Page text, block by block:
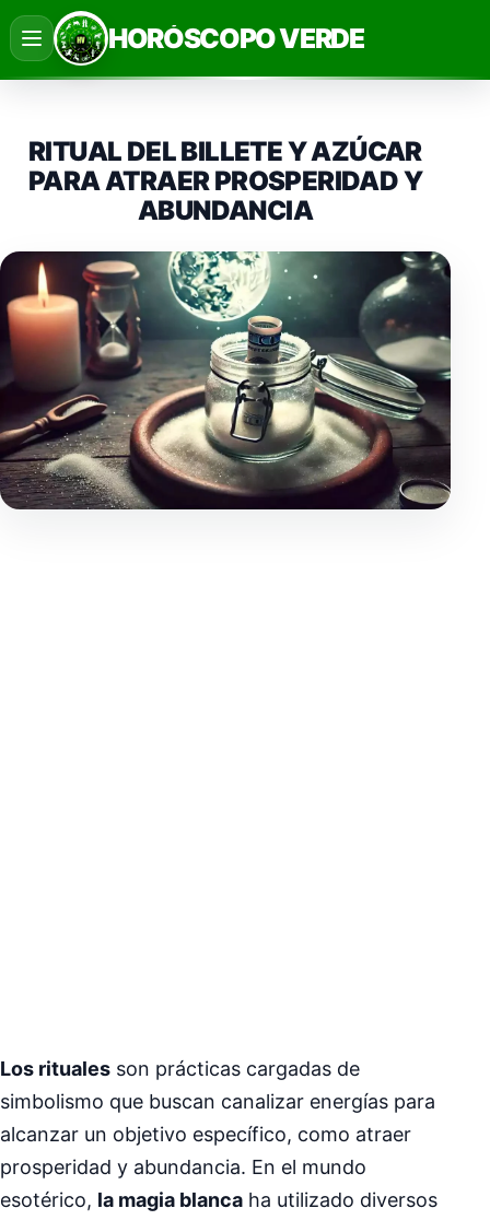
Saltar
al
contenido
HORÓSCOPO VERDE
RITUAL DEL BILLETE Y AZÚCAR
PARA ATRAER PROSPERIDAD Y
ABUNDANCIA
Los rituales son prácticas cargadas de
simbolismo que buscan canalizar energías para
alcanzar un objetivo específico, como atraer
prosperidad y abundancia. En el mundo
esotérico, la magia blanca ha utilizado diversos